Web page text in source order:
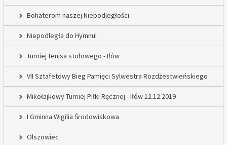
Bohaterom naszej Niepodległości
Niepodległa do Hymnu!
Turniej tenisa stołowego - Iłów
VII Sztafetowy Bieg Pamięci Sylwestra Rozdżestwieńskiego
Mikołajkowy Turniej Piłki Ręcznej - Iłów 12.12.2019
I Gminna Wigilia Środowiskowa
Olszowiec